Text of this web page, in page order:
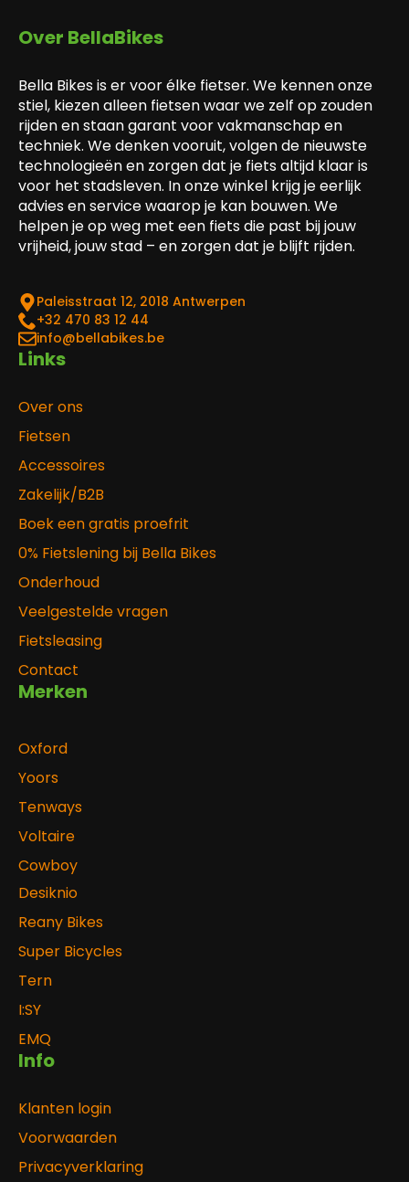
Over BellaBikes
Bella Bikes is er voor élke fietser. We kennen onze
stiel, kiezen alleen fietsen waar we zelf op zouden
rijden en staan garant voor vakmanschap en
techniek. We denken vooruit, volgen de nieuwste
technologieën en zorgen dat je fiets altijd klaar is
voor het stadsleven. In onze winkel krijg je eerlijk
advies en service waarop je kan bouwen. We
helpen je op weg met een fiets die past bij jouw
vrijheid, jouw stad – en zorgen dat je blijft rijden.
Paleisstraat 12, 2018 Antwerpen
‎+32 470 83 12 44
info@bellabikes.be
Links
Over ons
Fietsen
Accessoires
Zakelijk/B2B
Boek een gratis proefrit
0% Fietslening bij Bella Bikes
Onderhoud
Veelgestelde vragen
Fietsleasing
Contact
Merken
Oxford
Yoors
Tenways
Voltaire
Cowboy
Desiknio
Reany Bikes
Super Bicycles
Tern
I:SY
EMQ
Info
Klanten login
Voorwaarden
Privacyverklaring